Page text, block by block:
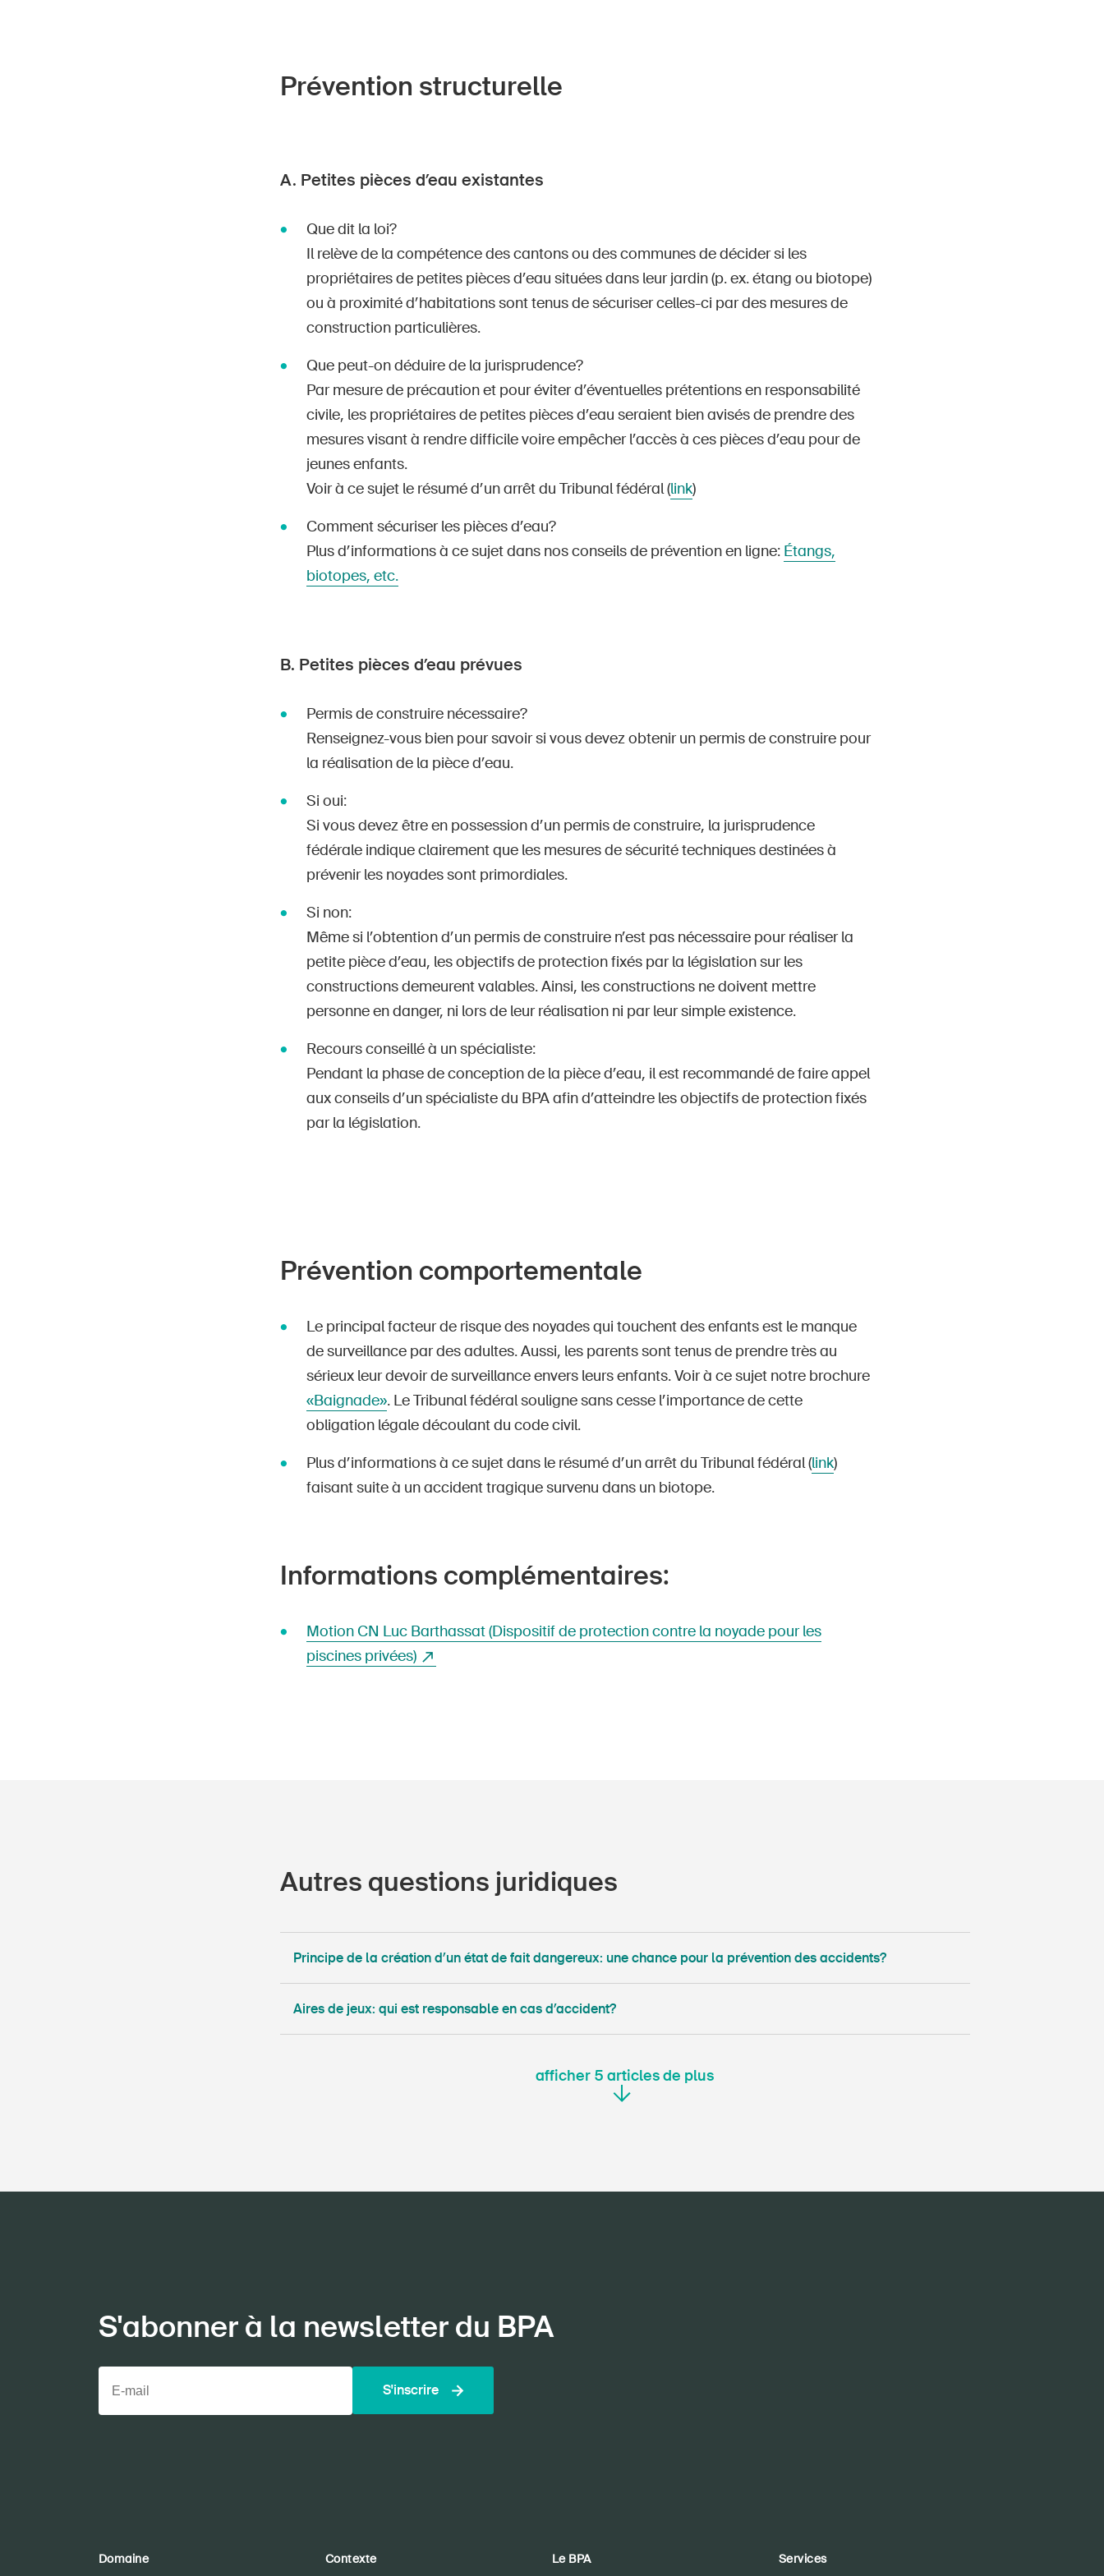
Prévention structurelle
A. Petites pièces d’eau existantes
Que dit la loi?
Il relève de la compétence des cantons ou des communes de décider si les
propriétaires de petites pièces d’eau situées dans leur jardin (p. ex. étang ou biotope)
ou à proximité d’habitations sont tenus de sécuriser celles-ci par des mesures de
construction particulières.
Que peut-on déduire de la jurisprudence?
Par mesure de précaution et pour éviter d’éventuelles prétentions en responsabilité
civile, les propriétaires de petites pièces d’eau seraient bien avisés de prendre des
mesures visant à rendre difficile voire empêcher l’accès à ces pièces d’eau pour de
jeunes enfants.
Voir à ce sujet le résumé d’un arrêt du Tribunal fédéral (link)
Comment sécuriser les pièces d’eau?
Plus d’informations à ce sujet dans nos conseils de prévention en ligne: Étangs,
biotopes, etc.
B. Petites pièces d’eau prévues
Permis de construire nécessaire?
Renseignez-vous bien pour savoir si vous devez obtenir un permis de construire pour
la réalisation de la pièce d’eau.
Si oui:
Si vous devez être en possession d’un permis de construire, la jurisprudence
fédérale indique clairement que les mesures de sécurité techniques destinées à
prévenir les noyades sont primordiales.
Si non:
Même si l’obtention d’un permis de construire n’est pas nécessaire pour réaliser la
petite pièce d’eau, les objectifs de protection fixés par la législation sur les
constructions demeurent valables. Ainsi, les constructions ne doivent mettre
personne en danger, ni lors de leur réalisation ni par leur simple existence.
Recours conseillé à un spécialiste:
Pendant la phase de conception de la pièce d’eau, il est recommandé de faire appel
aux conseils d’un spécialiste du BPA afin d’atteindre les objectifs de protection fixés
par la législation.
Prévention comportementale
Le principal facteur de risque des noyades qui touchent des enfants est le manque
de surveillance par des adultes. Aussi, les parents sont tenus de prendre très au
sérieux leur devoir de surveillance envers leurs enfants. Voir à ce sujet notre brochure
«Baignade». Le Tribunal fédéral souligne sans cesse l’importance de cette
obligation légale découlant du code civil.
Plus d’informations à ce sujet dans le résumé d’un arrêt du Tribunal fédéral (link)
faisant suite à un accident tragique survenu dans un biotope.
Informations complémentaires:
Motion CN Luc Barthassat (Dispositif de protection contre la noyade pour les
piscines privées)
Autres questions juridiques
Principe de la création d’un état de fait dangereux: une chance pour la prévention des accidents?
Aires de jeux: qui est responsable en cas d’accident?
afficher 5 articles de plus
S'abonner à la newsletter du BPA
S'inscrire
Domaine Contexte Le BPA Services